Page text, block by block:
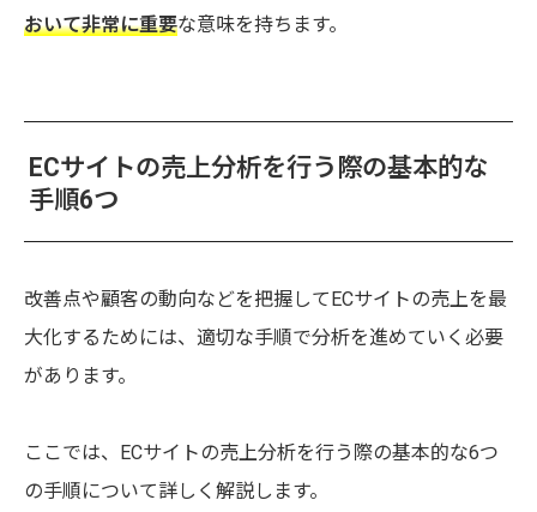
おいて非常に重要な意味を持ちます。
ECサイトの売上分析を行う際の基本的な
手順6つ
改善点や顧客の動向などを把握してECサイトの売上を最
大化するためには、適切な手順で分析を進めていく必要
があります。
ここでは、ECサイトの売上分析を行う際の基本的な6つ
の手順について詳しく解説します。